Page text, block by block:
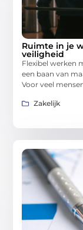
Ruimte in je
veiligheid
Flexibel werken
een baan van
Voor veel
Zakelijk